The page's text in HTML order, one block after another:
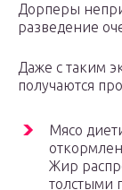
Дорперы
разведение
Даже с таким
получаются
Мясо
Жир
толстыми